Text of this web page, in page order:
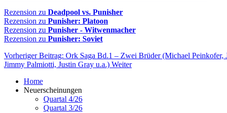
Rezension zu Deadpool vs. Punisher
Rezension zu Punisher: Platoon
Rezension zu Punisher - Witwenmacher
Rezension zu Punisher: Soviet
Vorheriger Beitrag: Ork Saga Bd.1 – Zwei Brüder (Michael Peinkofer,
Jimmy Palmiotti, Justin Gray u.a.) Weiter
Home
Neuerscheinungen
Quartal 4/26
Quartal 3/26